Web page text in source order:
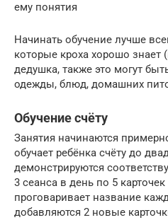
ему понятия
Начинать обучение лучше
которые кроха хорошо знает
дедушка, также это могут
одежды, блюд, домашних
Обучение счёту
Занятия начинаются
обучает ребёнка счёту до
демонстрируются
3 сеанса в день по 5
проговаривает название
добавляются 2 новые